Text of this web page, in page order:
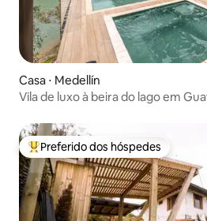
Casa ⋅ Medellín
Vila de luxo à beira do lago em
Entre os melhores preferidos dos
Preferido dos hóspedes